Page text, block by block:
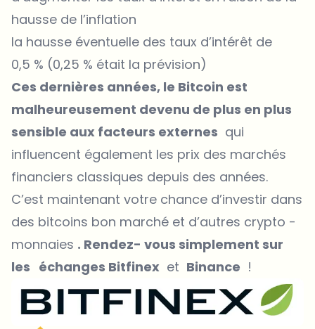
hausse de l’inflation
la hausse éventuelle des taux d’intérêt de
0,5 % (0,25 % était la prévision)
Ces dernières années, le Bitcoin est
malheureusement devenu de plus en plus
sensible aux facteurs externes qui
influencent également les prix des marchés
financiers classiques depuis des années.
C’est maintenant votre chance d’investir dans
des bitcoins bon marché et d’autres crypto -
monnaies . Rendez- vous simplement sur
les échanges Bitfinex et Binance !